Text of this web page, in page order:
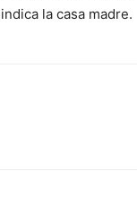
la casa madre.